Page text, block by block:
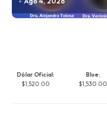
Dólar Oficial:
$1,520.00
Blue:
$1,530.00